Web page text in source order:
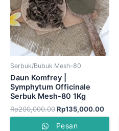
Serbuk/Bubuk Mesh-80
Daun Komfrey |
Symphytum Officinale
Serbuk Mesh-80 1Kg
Rp200,000.00Rp135,000.00
Pesan